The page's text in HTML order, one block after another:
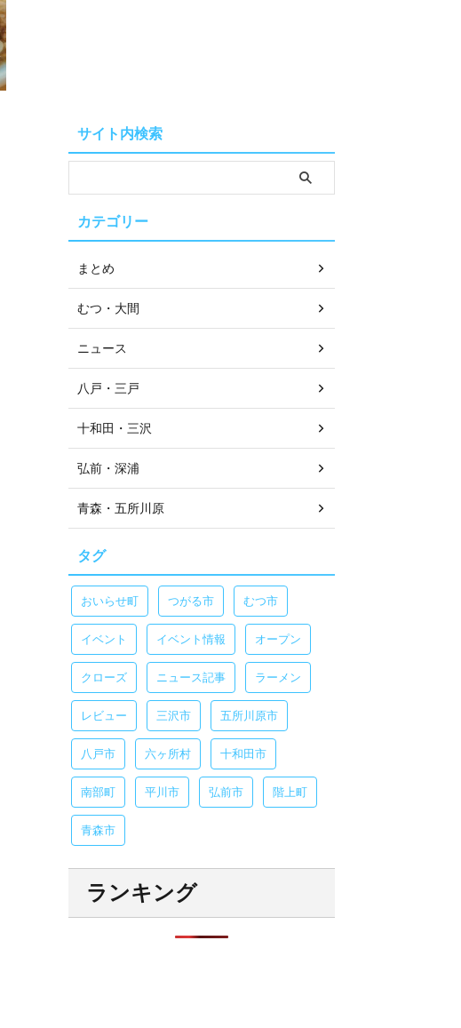
サイト内検索
カテゴリー
まとめ
むつ・大間
ニュース
八戸・三戸
十和田・三沢
弘前・深浦
青森・五所川原
タグ
おいらせ町 つがる市 むつ市
イベント イベント情報 オープン
クローズ ニュース記事 ラーメン
レビュー 三沢市 五所川原市
八戸市 六ヶ所村 十和田市
南部町 平川市 弘前市 階上町
青森市
ランキング